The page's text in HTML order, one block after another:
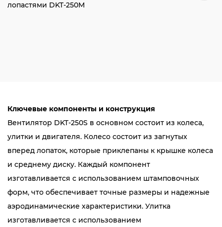
лопастями DKT-250M
Ключевые компоненты и конструкция
Вентилятор DKT-250S в основном состоит из колеса,
улитки и двигателя. Колесо состоит из загнутых
вперед лопаток, которые приклепаны к крышке колеса
и среднему диску. Каждый компонент
изготавливается с использованием штамповочных
форм, что обеспечивает точные размеры и надежные
аэродинамические характеристики. Улитка
изготавливается с использованием